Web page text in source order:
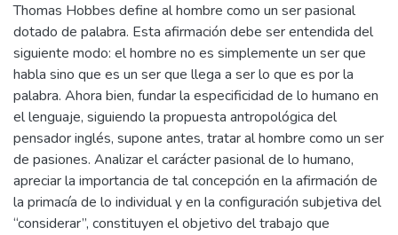
Thomas Hobbes define al hombre como un ser pasional
dotado de palabra. Esta afirmación debe ser entendida del
siguiente modo: el hombre no es simplemente un ser que
habla sino que es un ser que llega a ser lo que es por la
palabra. Ahora bien, fundar la especificidad de lo humano en
el lenguaje, siguiendo la propuesta antropológica del
pensador inglés, supone antes, tratar al hombre como un ser
de pasiones. Analizar el carácter pasional de lo humano,
apreciar la importancia de tal concepción en la afirmación de
la primacía de lo individual y en la configuración subjetiva del
“considerar”, constituyen el objetivo del trabajo que